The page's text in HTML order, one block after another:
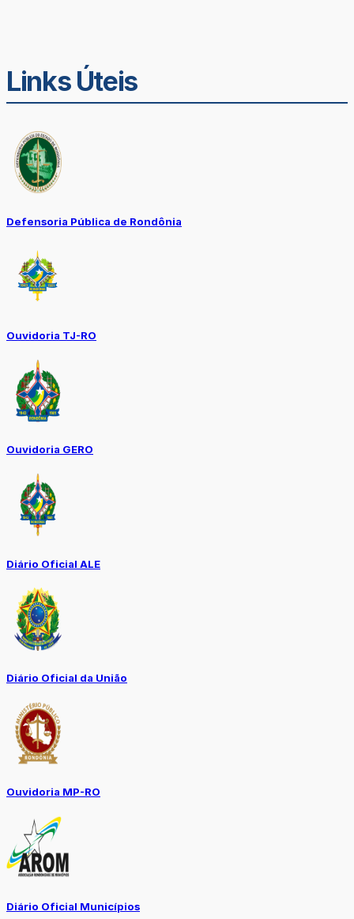
Links Úteis
Defensoria Pública de Rondônia
Ouvidoria TJ-RO
Ouvidoria GERO
Diário Oficial ALE
Diário Oficial da União
Ouvidoria MP-RO
Diário Oficial Municípios